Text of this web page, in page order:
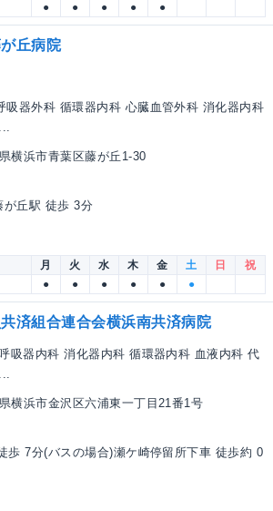
● ● ● ● ●
丘病院
吸器外科 循環器内科 心臓血管外科 消化器内科
横浜市青葉区藤が丘1-30
が丘駅 徒歩 3分
月 火 水 木 金 土 日
祝
● ● ● ● ● ●
済組合連合会横浜南共済病院
吸器内科 消化器内科 循環器内科 血液内科 代
横浜市金沢区六浦東一丁目21番1号
歩 7分(バスの場合)瀬ケ崎停留所下車 徒歩約 0